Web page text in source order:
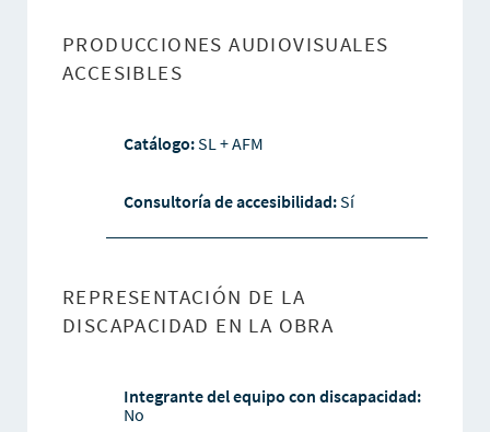
PRODUCCIONES AUDIOVISUALES
ACCESIBLES
Catálogo:SL + AFM
Consultoría de accesibilidad:Sí
REPRESENTACIÓN DE LA
DISCAPACIDAD EN LA OBRA
Integrante del equipo con discapacidad:
No